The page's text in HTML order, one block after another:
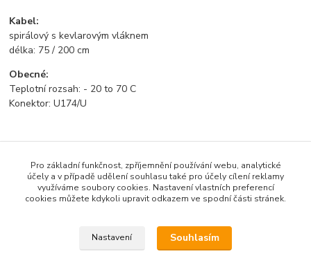
Kabel:
spirálový s kevlarovým vláknem
délka: 75 / 200 cm
Obecné:
Teplotní rozsah: - 20 to 70 C
Konektor: U174/U
Zboží zařazeno v kategoriích
VYBAVENÍ PRO PILOTY
Czech Pilot Group
Pro základní funkčnost, zpříjemnění používání webu, analytické
účely a v případě udělení souhlasu také pro účely cílení reklamy
využíváme soubory cookies. Nastavení vlastních preferencí
cookies můžete kdykoli upravit odkazem ve spodní části stránek.
Nastavení Souhlasím